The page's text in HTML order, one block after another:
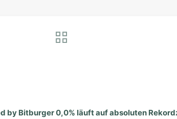
by Bitburger 0,0% läuft auf absoluten